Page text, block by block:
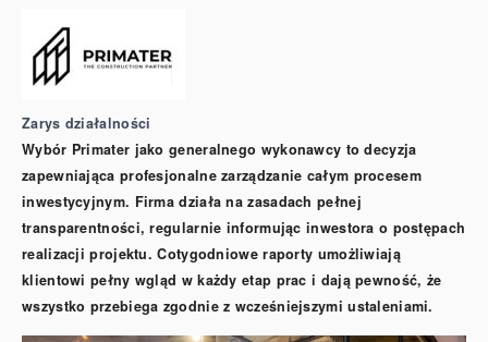
Zarys działalności
Wybór Primater jako generalnego wykonawcy to decyzja
zapewniająca profesjonalne zarządzanie całym procesem
inwestycyjnym. Firma działa na zasadach pełnej
transparentności, regularnie informując inwestora o postępach
realizacji projektu. Cotygodniowe raporty umożliwiają
klientowi pełny wgląd w każdy etap prac i dają pewność, że
wszystko przebiega zgodnie z wcześniejszymi ustaleniami.